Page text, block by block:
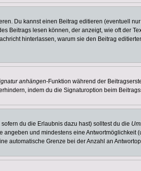
Du kannst einen Beitrag editieren (eventuell
Beitrags lesen können, der anzeigt, wie oft der
hinterlassen, warum sie den Beitrag
anhängen-Funktion während der
indem du die Signaturoption beim
du die Erlaubnis dazu hast) solltest du die
und mindestens eine Antwortmöglichkeit
automatische Grenze bei der Anzahl an